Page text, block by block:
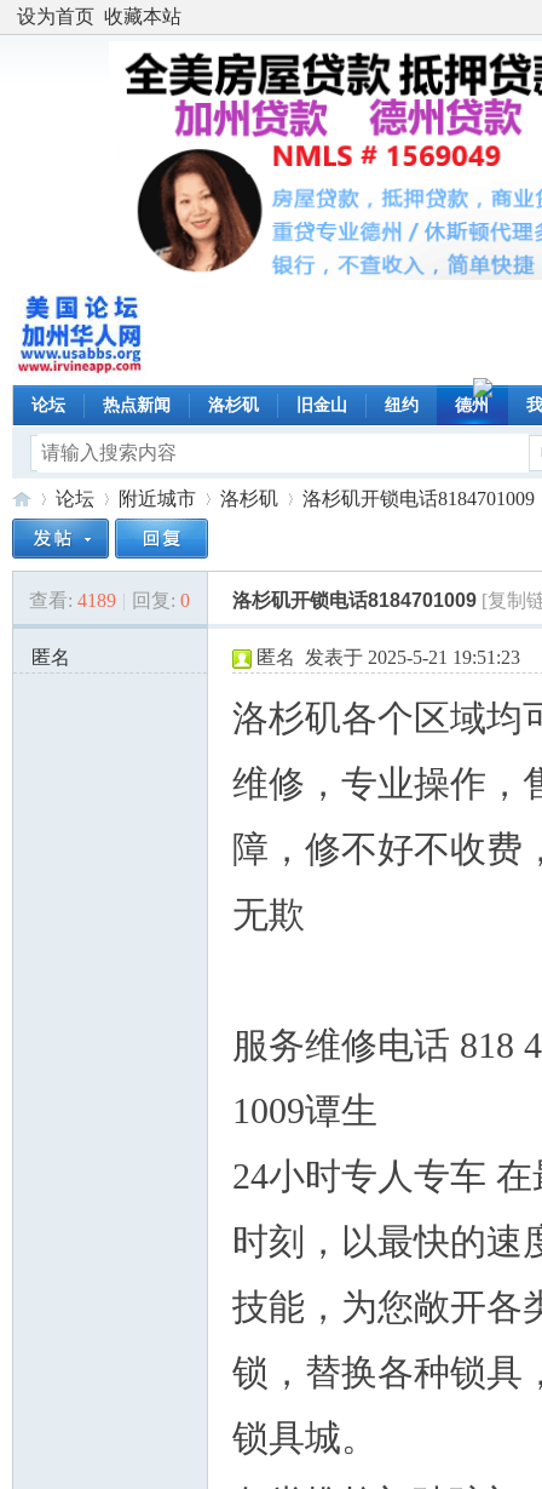
设为首页 收藏本站
论坛 热点新闻 洛杉矶 旧金山 纽约 德州
美»
论坛
›
附近城市 洛杉矶
›
洛杉矶开锁电话8184701009
查看: 4189 | 回复: 0 洛杉矶开锁电话8184701009 [复制
匿名
匿名 发表于 2025-5-21 19:51:23
洛杉矶各个区域均
维修，专业操作，
障，修不好不收费
无欺
服务维修电话 818
1009谭生
24小时专人专车
时刻，以最快的速
技能，为您敞开各
锁，替换各种锁具
锁具城。